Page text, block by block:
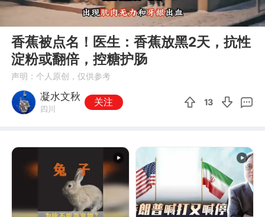
06:27
香蕉被点名！医生：香蕉放黑2天，抗性
淀粉或翻倍，控糖护肠
声明：个人原创，仅供参考
凝水文秋
四川
关注 13